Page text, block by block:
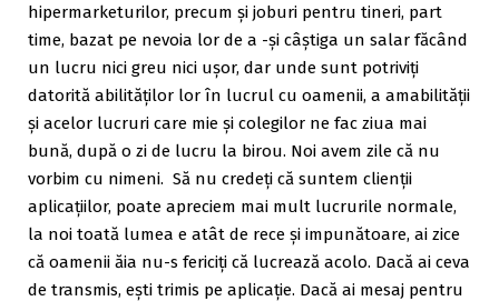
hipermarketurilor, precum și joburi pentru tineri, part
time, bazat pe nevoia lor de a -și câștiga un salar făcând
un lucru nici greu nici ușor, dar unde sunt potriviți
datorită abilităților lor în lucrul cu oamenii, a amabilității
și acelor lucruri care mie și colegilor ne fac ziua mai
bună, după o zi de lucru la birou. Noi avem zile că nu
vorbim cu nimeni. Să nu credeți că suntem clienții
aplicațiilor, poate apreciem mai mult lucrurile normale,
la noi toată lumea e atât de rece și impunătoare, ai zice
că oamenii ăia nu-s fericiți că lucrează acolo. Dacă ai ceva
de transmis, ești trimis pe aplicație. Dacă ai mesaj pentru